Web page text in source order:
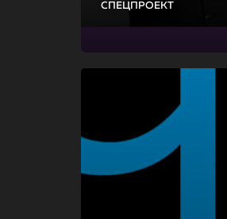
СПЕЦПРОЕКТ